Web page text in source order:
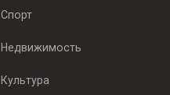
Спорт
Недвижимость
Культура